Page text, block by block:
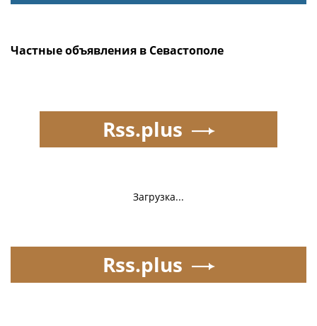
Частные объявления в Севастополе
Загрузка...
Rss.plus
Rss.plus